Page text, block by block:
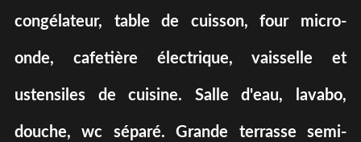
congélateur, table de cuisson, four micro-
onde, cafetière électrique, vaisselle et
ustensiles de cuisine. Salle d'eau, lavabo,
douche, wc séparé. Grande terrasse semi-